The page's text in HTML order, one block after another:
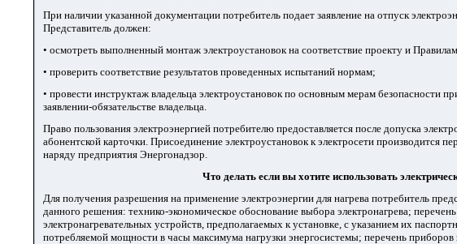
При наличии указанной документации потребитель подает заявление на отпуск
Представитель должен:
• осмотреть выполненный монтаж электроустановок на соответствие проекту и
• проверить соответствие результатов проведенных испытаний нормам;
• провести инструктаж владельца электроустановок по основным мерам безопасности
заявлении-обязательстве владельца.
Право пользования электроэнергией потребителю предоставляется после допуска
абонентской карточки. Присоединение электроустановок к электросети производится
наряду предприятия Энергонадзор.
Что делать если вы хотите использовать
Для получения разрешения на применение электроэнергии для нагрева потребитель
данного решения: технико-экономическое обоснование выбора электронагрева;
электронагревательных устройств, предполагаемых к установке, с указанием их
потребляемой мощности в часы максимума нагрузки энергосистемы; перечень